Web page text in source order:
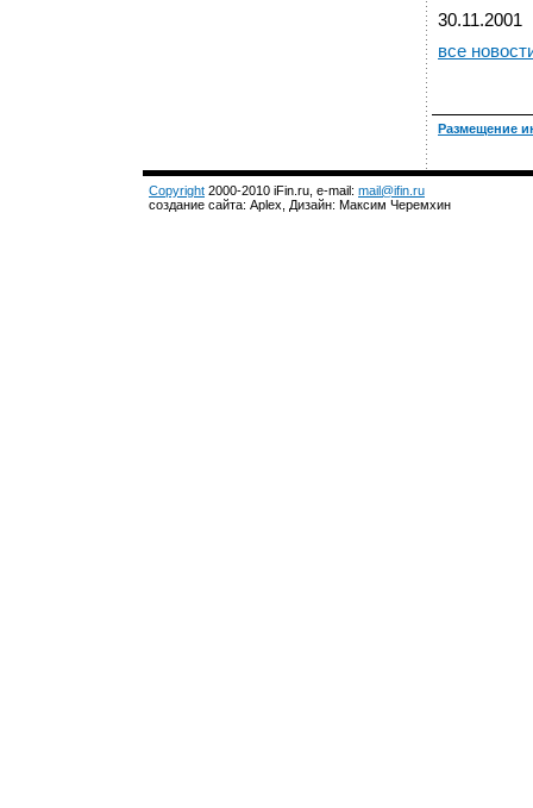
30.11.2001
все
Размещение
Copyright 2000-2010 iFin.ru, e-mail: mail@ifin.ru
создание сайта: Aplex, Дизайн: Максим Черемхин